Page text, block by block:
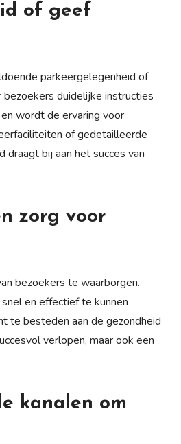
of geef
parkeergelegenheid of
duidelijke instructies
wordt de ervaring voor
of gedetailleerde
bij aan het succes van
zorg voor
bezoekers te waarborgen.
en effectief te kunnen
te besteden aan de gezondheid
verlopen, maar ook een
kanalen om